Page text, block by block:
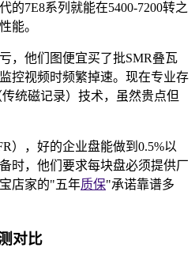
的7E8系列就能在5400-7200转之
能。
，他们图便宜买了批SMR叠瓦
控视频时频繁掉速。现在专业存
统磁记录）技术，虽然贵点但
），好的企业盘能做到0.5%以
时，他们要求每块盘必须提供厂
店家的"五年质保"承诺靠谱多
对比